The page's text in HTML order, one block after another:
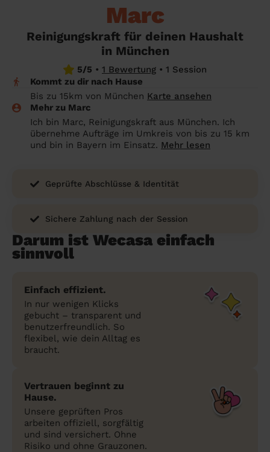
Marc
Reinigungskraft für deinen Haushalt
in München
5/5 • 1 Bewertung • 1 Session
Kommt zu dir nach Hause
Bis zu 15km von München Karte ansehen
Mehr zu Marc
Ich bin Marc, Reinigungskraft aus München. Ich
übernehme Aufträge im Umkreis von bis zu 15 km
und bin in Bayern im Einsatz. Mehr lesen
Geprüfte Abschlüsse & Identität
Sichere Zahlung nach der Session
Darum ist Wecasa einfach
sinnvoll
Einfach effizient.
In nur wenigen Klicks
gebucht – transparent und
benutzerfreundlich. So
flexibel, wie dein Alltag es
braucht.
Vertrauen beginnt zu
Hause.
Unsere geprüften Pros
arbeiten offiziell, sorgfältig
und sind versichert. Ohne
Risiko und ohne Grauzonen.
Überall in Deutschland
Städte
Wuppertal
Oberhausen
Hagen
Hamm
Die Regionen
Unsere Artikel haushaltshilfe
Endreinigung Ferienwohnung: Was du
wissen solltest
Haushaltshilfe anmelden: Lohnt es sich?
Putzfrau Stundenlohn 2026: Was kostet
eine Reinigungskraft wirklich?
Was verdient eine Putzfrau schwarz -
Kosten, Risiken und warum sich legale